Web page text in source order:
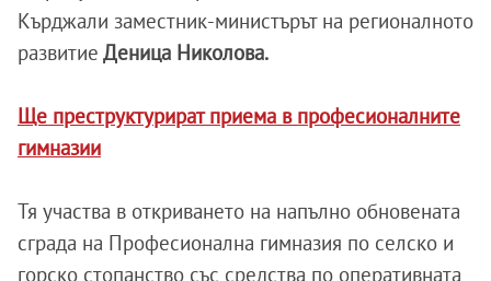
Кърджали заместник-министърът на регионалното
развитие Деница Николова.
Ще преструктурират приема в професионалните
гимназии
Тя участва в откриването на напълно обновената
сграда на Професионална гимназия по селско и
горско стопанство със средства по оперативната